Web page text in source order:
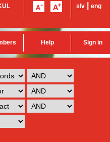
slv eng
Help Sign in